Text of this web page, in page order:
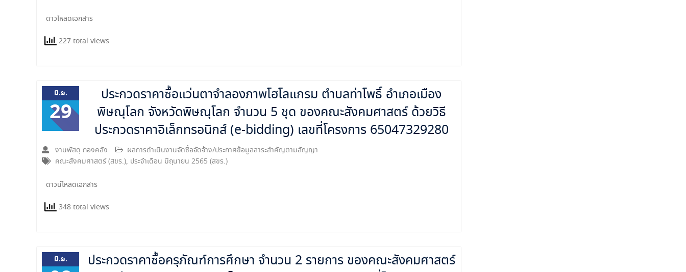
ดาวโหลดเอกสาร
227 total views
มิ.ย.
29
ประกวดราคาซื้อแว่นตาจำลองภาพโฮโลแกรม ตำบลท่าโพธิ์ อำเภอเมือง
พิษณุโลก จังหวัดพิษณุโลก จำนวน 5 ชุด ของคณะสังคมศาสตร์ ด้วยวิธี
ประกวดราคาอิเล็กทรอนิกส์ (e-bidding) เลขที่โครงการ 65047329280
งานพัสดุ กองคลัง
ผลการดำเนินงานจัดซื้อจัดจ้าง/ประกาศข้อมูลสาระสำคัญตามสัญญา
คณะสังคมศาสตร์ (สขร.), ประจำเดือน มิถุนายน 2565 (สขร.)
ดาวน์โหลดเอกสาร
348 total views
มิ.ย.
ประกวดราคาซื้อครุภัณฑ์การศึกษา จำนวน 2 รายการ ของคณะสังคมศาสตร์